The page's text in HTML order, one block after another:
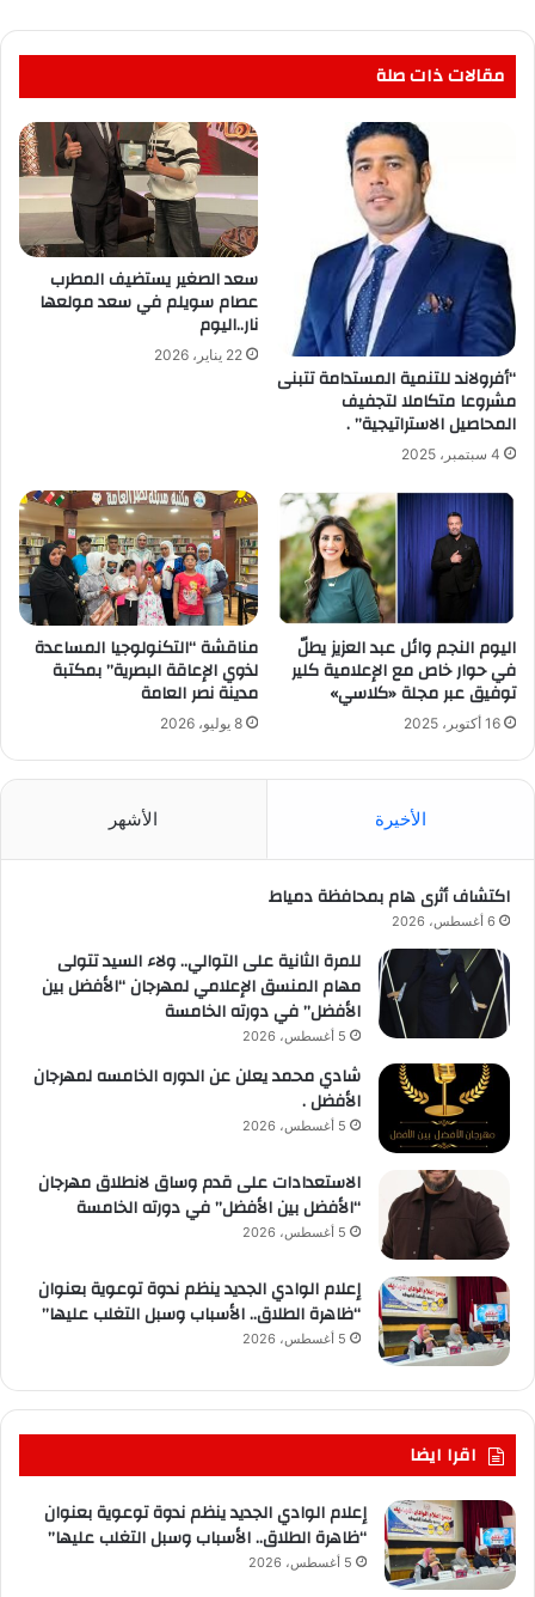
مقالات ذات صلة
“أفرولاند للتنمية المستدامة تتبنى
مشروعا متكاملا لتجفيف
المحاصيل الاستراتيجية” .
4 سبتمبر، 2025
سعد الصغير يستضيف المطرب
عصام سويلم في سعد مولعها
نار..اليوم
22 يناير، 2026
اليوم النجم وائل عبد العزيز يطلّ
في حوار خاص مع الإعلامية كلير
توفيق عبر مجلة «كلاسي»
16 أكتوبر، 2025
مناقشة “التكنولوجيا المساعدة
لذوي الإعاقة البصرية” بمكتبة
مدينة نصر العامة
8 يوليو، 2026
الأخيرة الأشهر
اكتشاف أثرى هام بمحافظة دمياط
6 أغسطس، 2026
للمرة الثانية على التوالي.. ولاء السيد تتولى
مهام المنسق الإعلامي لمهرجان “الأفضل بين
الأفضل” في دورته الخامسة
5 أغسطس، 2026
شادي محمد يعلن عن الدوره الخامسه لمهرجان
الأفضل .
5 أغسطس، 2026
الاستعدادات على قدم وساق لانطلاق مهرجان
“الأفضل بين الأفضل” في دورته الخامسة
5 أغسطس، 2026
إعلام الوادي الجديد ينظم ندوة توعوية بعنوان
“ظاهرة الطلاق.. الأسباب وسبل التغلب عليها”
5 أغسطس، 2026
اقرا ايضا
إعلام الوادي الجديد ينظم ندوة توعوية بعنوان
“ظاهرة الطلاق.. الأسباب وسبل التغلب عليها”
5 أغسطس، 2026